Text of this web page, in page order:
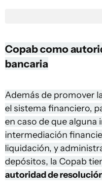
Copab como
bancaria
Además de promover
el sistema financiero,
en caso de que alguna
intermediación
liquidación, y
depósitos, la Copab
autoridad de